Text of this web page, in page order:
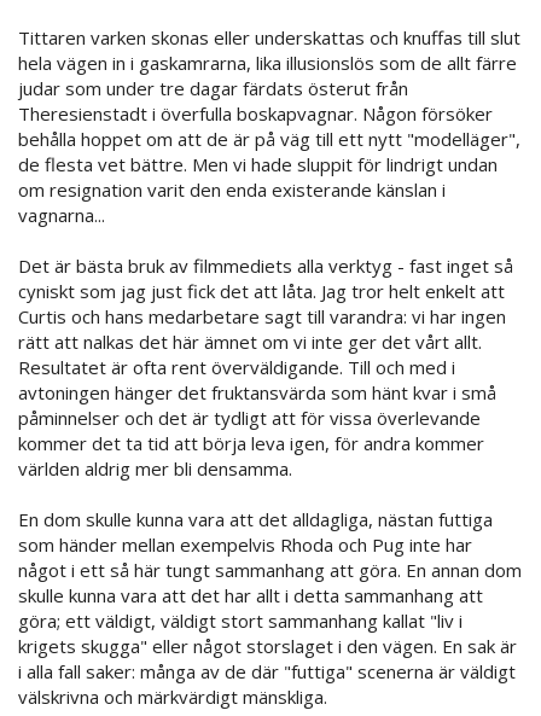
Tittaren varken skonas eller underskattas och knuffas till slut
hela vägen in i gaskamrarna, lika illusionslös som de allt färre
judar som under tre dagar färdats österut från
Theresienstadt i överfulla boskapvagnar. Någon försöker
behålla hoppet om att de är på väg till ett nytt "modelläger",
de flesta vet bättre. Men vi hade sluppit för lindrigt undan
om resignation varit den enda existerande känslan i
vagnarna...
Det är bästa bruk av filmmediets alla verktyg - fast inget så
cyniskt som jag just fick det att låta. Jag tror helt enkelt att
Curtis och hans medarbetare sagt till varandra: vi har ingen
rätt att nalkas det här ämnet om vi inte ger det vårt allt.
Resultatet är ofta rent överväldigande. Till och med i
avtoningen hänger det fruktansvärda som hänt kvar i små
påminnelser och det är tydligt att för vissa överlevande
kommer det ta tid att börja leva igen, för andra kommer
världen aldrig mer bli densamma.
En dom skulle kunna vara att det alldagliga, nästan futtiga
som händer mellan exempelvis Rhoda och Pug inte har
något i ett så här tungt sammanhang att göra. En annan dom
skulle kunna vara att det har allt i detta sammanhang att
göra; ett väldigt, väldigt stort sammanhang kallat "liv i
krigets skugga" eller något storslaget i den vägen. En sak är
i alla fall saker: många av de där "futtiga" scenerna är väldigt
välskrivna och märkvärdigt mänskliga.